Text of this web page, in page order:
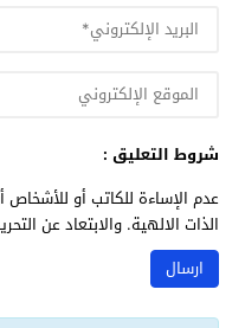
شروط التعليق :
عدم الإساءة للكاتب أو
الذات الالهية. والابتعاد عن